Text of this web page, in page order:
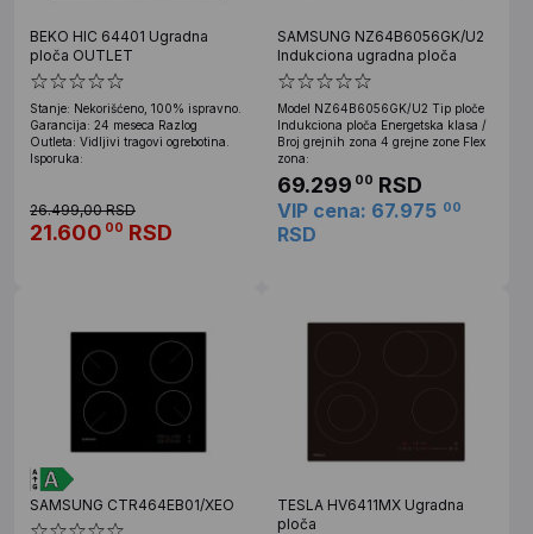
BEKO HIC 64401 Ugradna
ploča OUTLET
Stanje: Nekorišćeno, 100% ispravno.
Garancija: 24 meseca Razlog
Outleta: Vidljivi tragovi ogrebotina.
Isporuka:
26.499,00 RSD
21.600 00 RSD
SAMSUNG NZ64B6056GK/U2
Indukciona ugradna ploča
Model NZ64B6056GK/U2 Tip ploče
Indukciona ploča Energetska klasa /
Broj grejnih zona 4 grejne zone Flex
zona:
69.299 00 RSD
VIP cena: 67.975 00
RSD
SAMSUNG CTR464EB01/XEO
TESLA HV6411MX Ugradna
ploča